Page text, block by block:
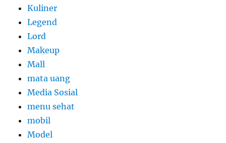
Kuliner
Legend
Lord
Makeup
Mall
mata uang
Media Sosial
menu sehat
mobil
Model